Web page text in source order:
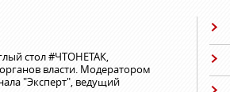
стол #ЧТОНЕТАК,
власти. Модератором
"Эксперт", ведущий